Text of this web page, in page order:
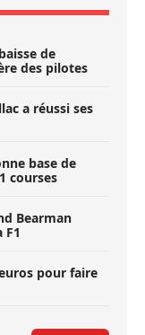
de
des pilotes
a réussi ses
base de
courses
Bearman
pour faire